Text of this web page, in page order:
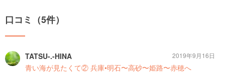
口コミ（5件）
TATSU-.-HINA
青い海が見たくて② 兵庫•明石〜高砂〜姫路〜赤穂へ
2019年9月16日